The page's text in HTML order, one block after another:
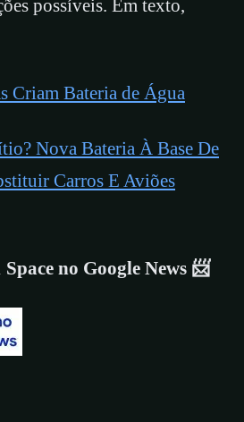
possíveis. Em texto,
Criam Bateria de Água
Nova Bateria À Base De
Carros E Aviões
no Google News 📨